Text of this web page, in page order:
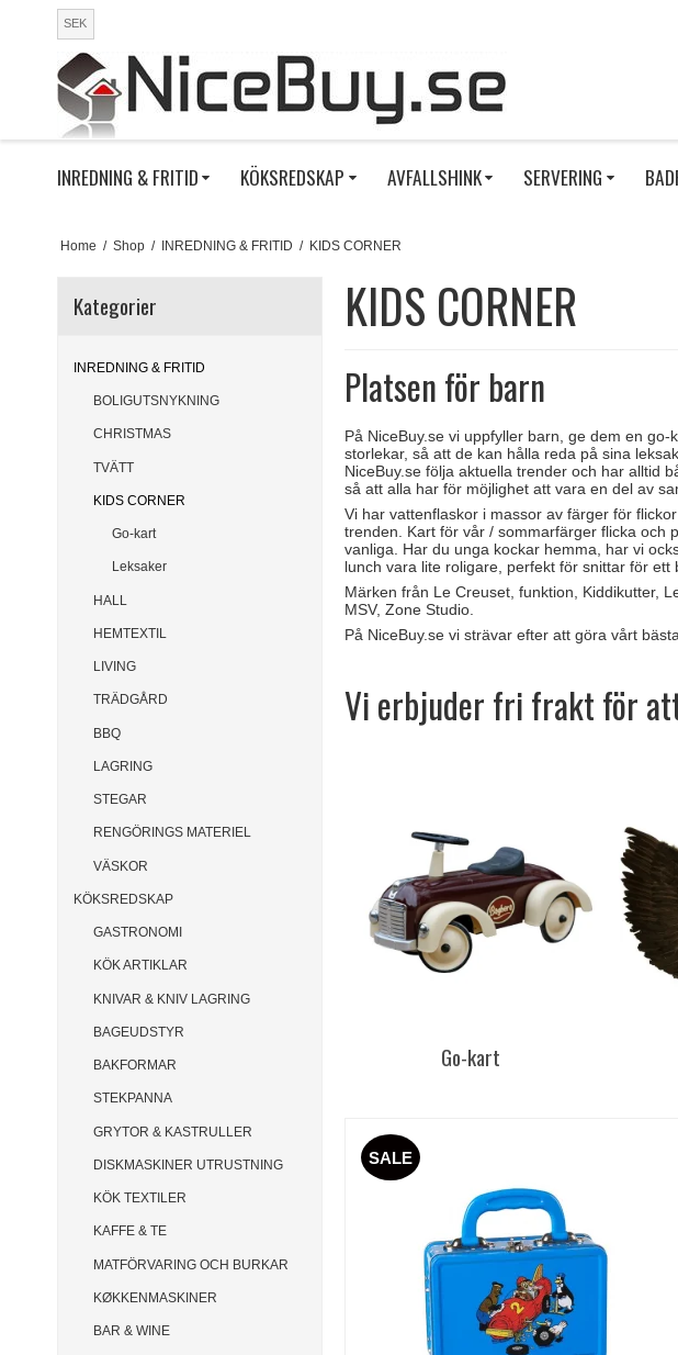
SEK
INREDNING & FRITID KÖKSREDSKAP AVFALLSHINK SERVERING
Home / Shop / INREDNING & FRITID / KIDS CORNER
Kategorier
INREDNING & FRITID
BOLIGUTSNYKNING
CHRISTMAS
TVÄTT
KIDS CORNER
Go-kart
Leksaker
HALL
HEMTEXTIL
LIVING
TRÄDGÅRD
BBQ
LAGRING
STEGAR
RENGÖRINGS MATERIEL
VÄSKOR
KÖKSREDSKAP
GASTRONOMI
KÖK ARTIKLAR
KNIVAR & KNIV LAGRING
BAGEUDSTYR
BAKFORMAR
STEKPANNA
GRYTOR & KASTRULLER
DISKMASKINER UTRUSTNING
KÖK TEXTILER
KAFFE & TE
MATFÖRVARING OCH BURKAR
KØKKENMASKINER
BAR & WINE
KIDS CORNER
Platsen för barn
På NiceBuy.se vi uppfyller barn, ge dem en
storlekar, så att de kan hålla reda på sina
NiceBuy.se följa aktuella trender och har alltid
så att alla har för möjlighet att vara en del av
Vi har vattenflaskor i massor av färger för
trenden. Kart för vår / sommarfärger flicka och
vanliga. Har du unga kockar hemma, har vi
lunch vara lite roligare, perfekt för snittar för
Märken från Le Creuset, funktion, Kiddikutter,
MSV, Zone Studio.
På NiceBuy.se vi strävar efter att göra vårt
Vi erbjuder fri frakt för
Go-kart
SALE